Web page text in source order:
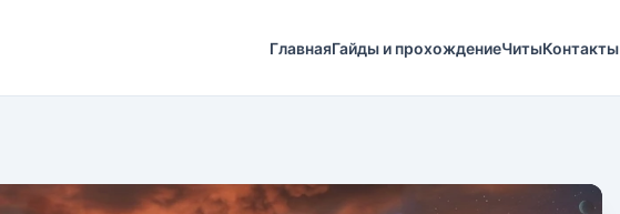
ГлавнаяГайды и прохождениеЧитыКонтакты